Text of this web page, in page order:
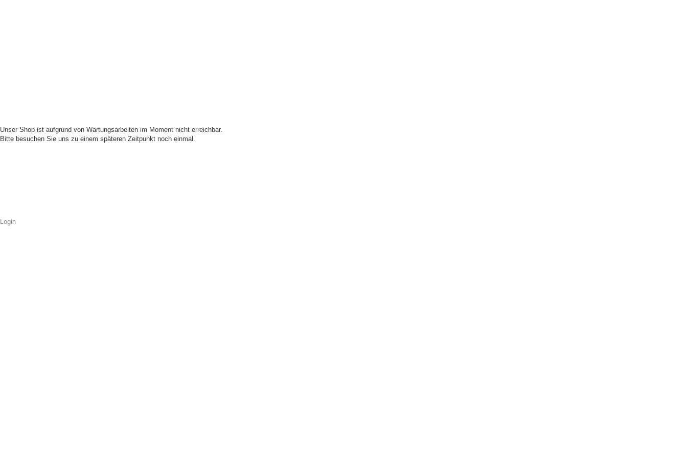
Unser Shop ist aufgrund von Wartungsarbeiten im Moment nicht erreichbar.
Bitte besuchen Sie uns zu einem späteren Zeitpunkt noch einmal.
Login